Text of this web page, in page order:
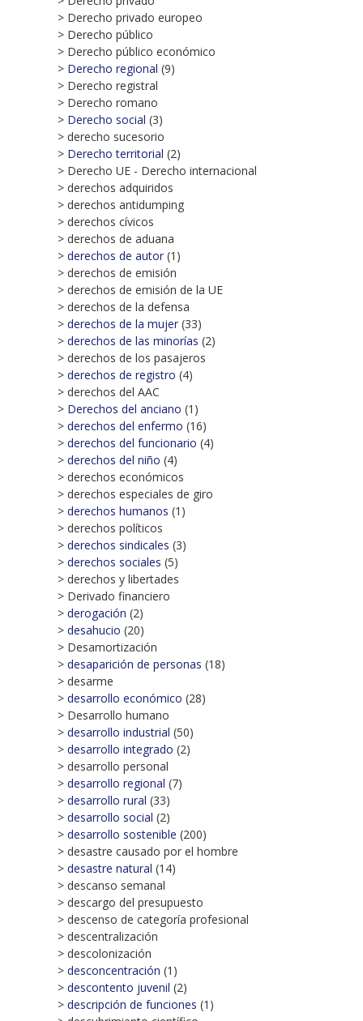
> Derecho privado europeo
> Derecho público
> Derecho público económico
> Derecho regional (9)
> Derecho registral
> Derecho romano
> Derecho social (3)
> derecho sucesorio
> Derecho territorial (2)
> Derecho UE - Derecho internacional
> derechos adquiridos
> derechos antidumping
> derechos cívicos
> derechos de aduana
> derechos de autor (1)
> derechos de emisión
> derechos de emisión de la UE
> derechos de la defensa
> derechos de la mujer (33)
> derechos de las minorías (2)
> derechos de los pasajeros
> derechos de registro (4)
> derechos del AAC
> Derechos del anciano (1)
> derechos del enfermo (16)
> derechos del funcionario (4)
> derechos del niño (4)
> derechos económicos
> derechos especiales de giro
> derechos humanos (1)
> derechos políticos
> derechos sindicales (3)
> derechos sociales (5)
> derechos y libertades
> Derivado financiero
> derogación (2)
> desahucio (20)
> Desamortización
> desaparición de personas (18)
> desarme
> desarrollo económico (28)
> Desarrollo humano
> desarrollo industrial (50)
> desarrollo integrado (2)
> desarrollo personal
> desarrollo regional (7)
> desarrollo rural (33)
> desarrollo social (2)
> desarrollo sostenible (200)
> desastre causado por el hombre
> desastre natural (14)
> descanso semanal
> descargo del presupuesto
> descenso de categoría profesional
> descentralización
> descolonización
> desconcentración (1)
> descontento juvenil (2)
> descripción de funciones (1)